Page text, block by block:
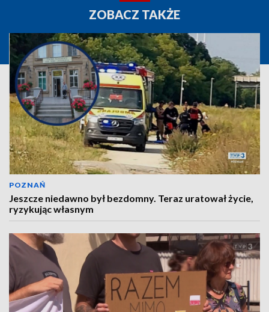
ZOBACZ TAKŻE
POZNAŃ
Jeszcze niedawno był bezdomny. Teraz uratował życie,
ryzykując własnym